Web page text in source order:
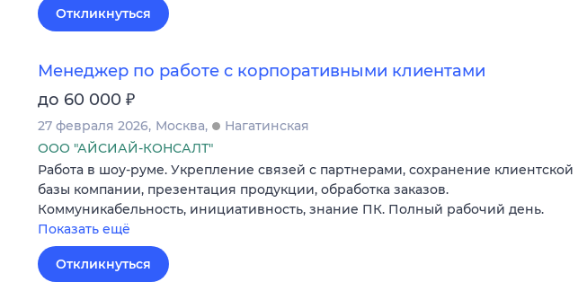
Откликнуться
Менеджер по работе с корпоративными клиентами
до 60 000 ₽
27 февраля 2026 Москва
Нагатинская
ООО "АЙСИАЙ-КОНСАЛТ"
Работа в шоу-руме. Укрепление связей с партнерами, сохранение клиентской
базы компании, презентация продукции, обработка заказов.
Коммуникабельность, инициативность, знание ПК. Полный рабочий день.
Показать ещё
Откликнуться